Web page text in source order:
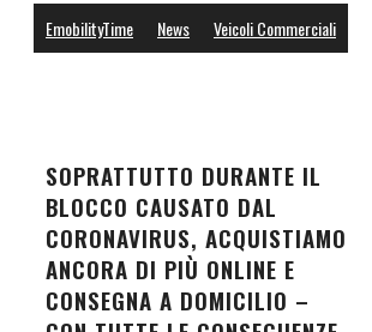
EmobilityTime News Veicoli Commerciali
SOPRATTUTTO DURANTE IL
BLOCCO CAUSATO DAL
CORONAVIRUS, ACQUISTIAMO
ANCORA DI PIÙ ONLINE E
CONSEGNA A DOMICILIO –